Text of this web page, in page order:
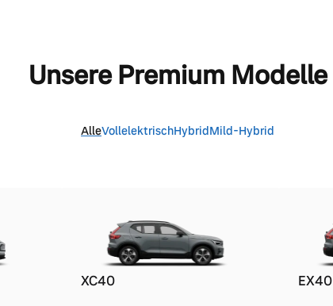
Unsere Premium Modelle
AlleVollelektrischHybridMild-Hybrid
XC40 EX40